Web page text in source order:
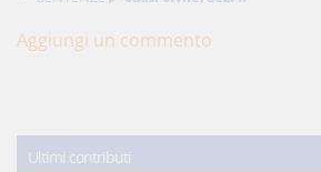
Aggiungi un commento
Ultimi contributi